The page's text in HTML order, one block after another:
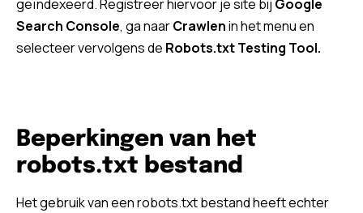
geïndexeerd. Registreer hiervoor je site bij Google
Search Console, ga naarCrawlenin het menu en
selecteer vervolgens de Robots.txt Testing Tool.
Beperkingen van het
robots.txt bestand
Het gebruik van een robots.txt bestand heeft echter